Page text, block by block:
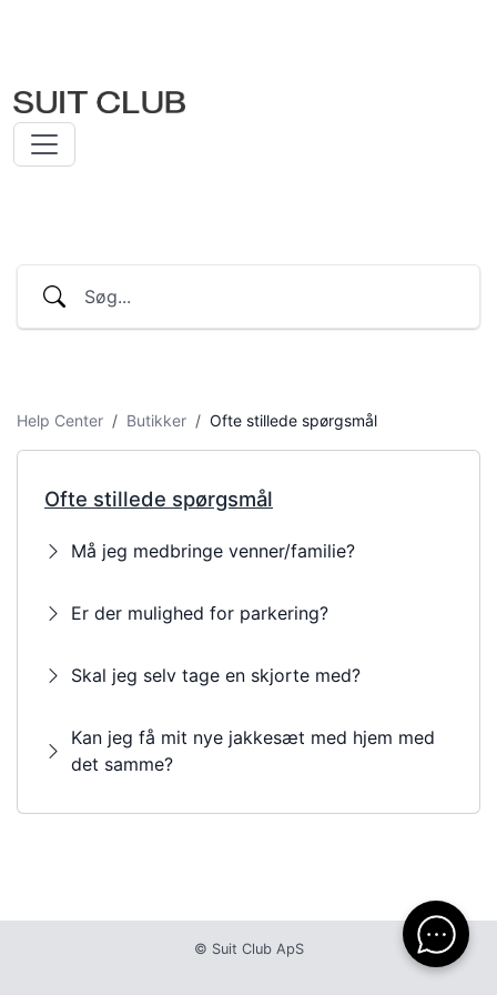
Help Center Butikker Ofte stillede spørgsmål
Ofte stillede spørgsmål
Må jeg medbringe venner/familie?
Er der mulighed for parkering?
Skal jeg selv tage en skjorte med?
Kan jeg få mit nye jakkesæt med hjem med
det samme?
© Suit Club ApS